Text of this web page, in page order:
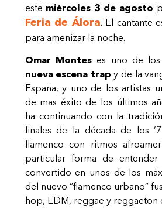
este miércoles 3 de agosto
Feria de Álora. El cantante
para amenizar la noche.
Omar Monteses uno de los
nueva escena trap y de la
España, y uno de los artistas
de mas éxito de los últimos
ha continuando con la
finales de la década de los
flamenco con ritmos
particular forma de
convertido en unos de los
del nuevo “flamenco urbano”
hop, EDM, reggae y reggaeton